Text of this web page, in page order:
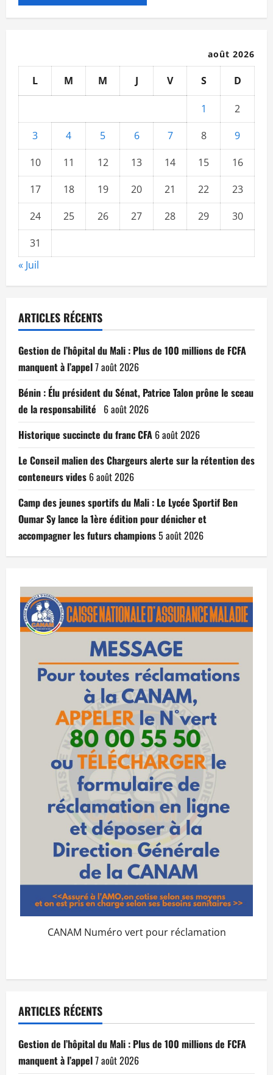
août 2026
L M M J V S D
1
2
3
4 5 6 7 8
9
10
11 12 13 14 15
16
17
18 19 20 21 22
23
24
25 26 27 28 29
30
31
« Juil
ARTICLES RÉCENTS
Gestion de l’hôpital du Mali : Plus de 100 millions de FCFA
manquent à l’appel7 août 2026
Bénin : Élu président du Sénat, Patrice Talon prône le sceau
de la responsabilité 6 août 2026
Historique succincte du franc CFA 6 août 2026
Le Conseil malien des Chargeurs alerte sur la rétention des
conteneurs vides 6 août 2026
Camp des jeunes sportifs du Mali : Le Lycée Sportif Ben
Oumar Sy lance la 1ère édition pour dénicher et
accompagner les futurs champions5 août 2026
CANAM Numéro vert pour réclamation
ARTICLES RÉCENTS
Gestion de l’hôpital du Mali : Plus de 100 millions de FCFA
manquent à l’appel7 août 2026